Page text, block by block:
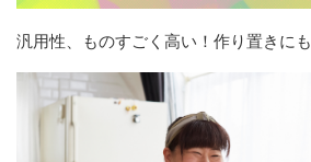
汎用性、ものすごく高い！作り置きに